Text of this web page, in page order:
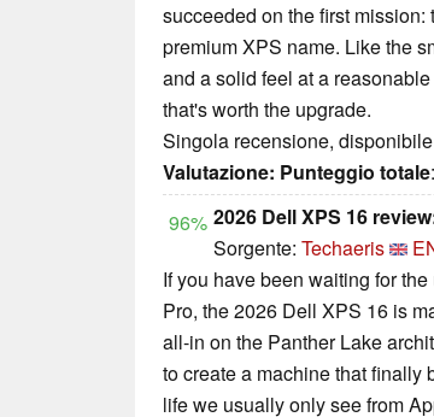
succeeded on the first
premium XPS name. Like the
and a solid feel at a
that's worth the upgrade.
Singola recensione,
Valutazione: Punteggio totale
96% 2026 Dell XPS 16
Sorgente: Techaeris
If you have been waiting for
Pro, the 2026 Dell XPS 16 is
all-in on the Panther Lake
to create a machine that finally
life we usually only see from